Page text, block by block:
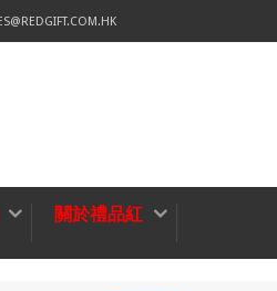
關於禮品紅